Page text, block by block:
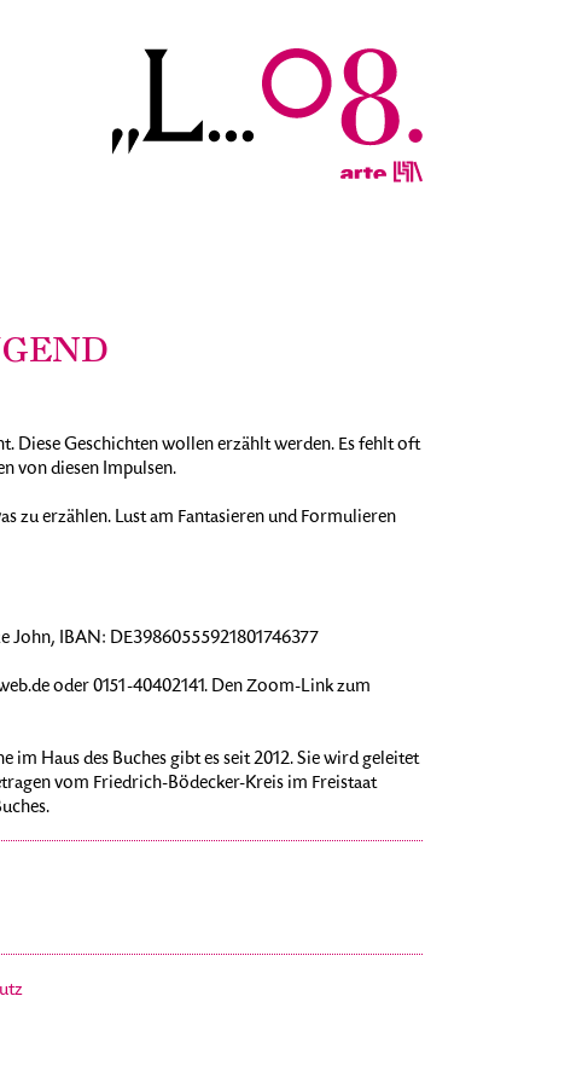
Diese Geschichten wollen erzählt werden. Es fehlt oft
von diesen Impulsen.
zu erzählen. Lust am Fantasieren und Formulieren
John, IBAN: DE39860555921801746377
oder 0151-40402141. Den Zoom-Link zum
Haus des Buches gibt es seit 2012. Sie wird geleitet
vom Friedrich-Bödecker-Kreis im Freistaat